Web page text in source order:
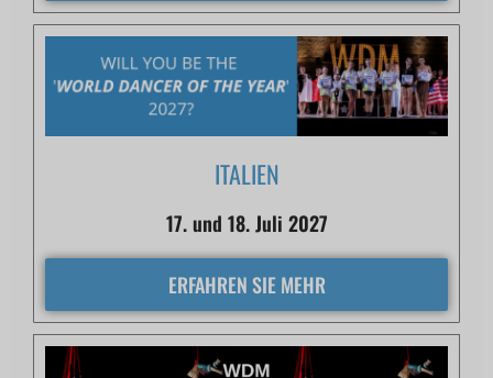
ITALIEN
17. und 18. Juli 2027
ERFAHREN SIE MEHR